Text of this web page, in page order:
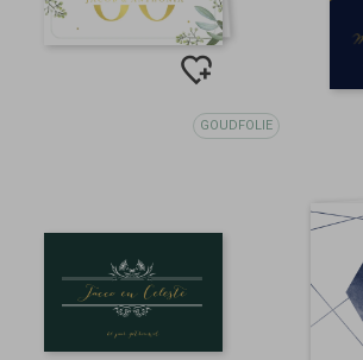
GOUDFOLIE